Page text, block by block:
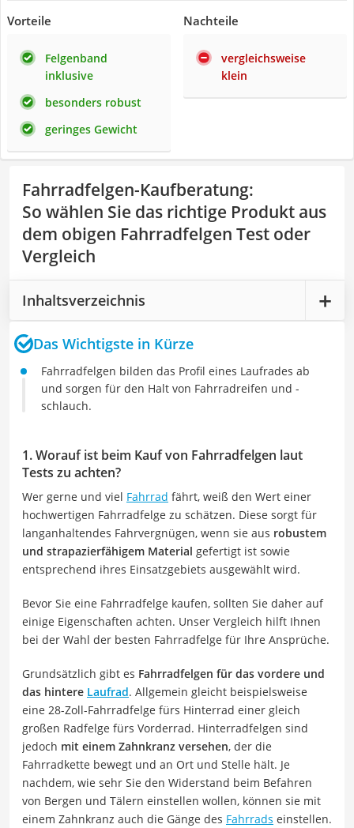
Vorteile
Felgenband
inklusive
besonders robust
geringes Gewicht
Nachteile
vergleichsweise
klein
Fahrradfelgen-Kaufberatung:
So wählen Sie das richtige Produkt aus
dem obigen Fahrradfelgen Test oder
Vergleich
Inhaltsverzeichnis
Das Wichtigste in Kürze
Fahrradfelgen bilden das Profil eines Laufrades ab
und sorgen für den Halt von Fahrradreifen und -
schlauch.
1. Worauf ist beim Kauf von Fahrradfelgen laut
Tests zu achten?
Wer gerne und viel Fahrrad fährt, weiß den Wert einer
hochwertigen Fahrradfelge zu schätzen. Diese sorgt für
langanhaltendes Fahrvergnügen, wenn sie aus robustem
und strapazierfähigem Material gefertigt ist sowie
entsprechend ihres Einsatzgebiets ausgewählt wird.
Bevor Sie eine Fahrradfelge kaufen, sollten Sie daher auf
einige Eigenschaften achten. Unser Vergleich hilft Ihnen
bei der Wahl der besten Fahrradfelge für Ihre Ansprüche.
Grundsätzlich gibt es Fahrradfelgen für das vordere und
das hintere Laufrad. Allgemein gleicht beispielsweise
eine 28-Zoll-Fahrradfelge fürs Hinterrad einer gleich
großen Radfelge fürs Vorderrad. Hinterradfelgen sind
jedoch mit einem Zahnkranz versehen, der die
Fahrradkette bewegt und an Ort und Stelle hält. Je
nachdem, wie sehr Sie den Widerstand beim Befahren
von Bergen und Tälern einstellen wollen, können sie mit
einem Zahnkranz auch die Gänge des Fahrrads einstellen.